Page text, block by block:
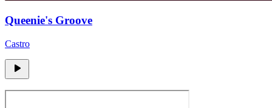
Queenie's Groove
Castro